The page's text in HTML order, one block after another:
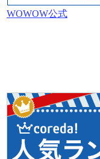
WOWOW公式